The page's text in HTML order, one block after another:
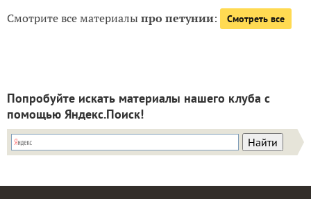
Смотрите все материалыпро петунии: Смотреть все
Попробуйте искать материалы нашего клуба с
помощью Яндекс.Поиск!